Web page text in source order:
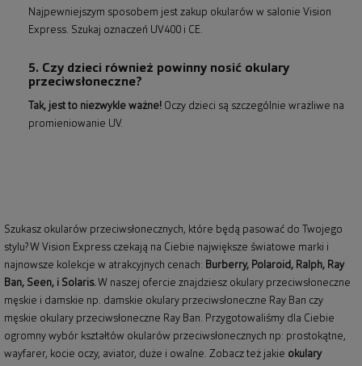
Najpewniejszym sposobem jest zakup okularów w salonie Vision
Express. Szukaj oznaczeń UV400 i CE.
5. Czy dzieci również powinny nosić okulary
przeciwsłoneczne?
Tak, jest to niezwykle ważne! Oczy dzieci są szczególnie wrażliwe na
promieniowanie UV.
Szukasz okularów przeciwsłonecznych, które będą pasować do Twojego
stylu? W Vision Express czekają na Ciebie największe światowe marki i
najnowsze kolekcje w atrakcyjnych cenach: Burberry, Polaroid , Ralph, Ray
Ban, Seen, i Solaris. W naszej ofercie znajdziesz okulary przeciwsłoneczne
męskie i damskie np. damskie okulary przeciwsłoneczne Ray Ban czy
męskie okulary przeciwsłoneczne Ray Ban. Przygotowaliśmy dla Ciebie
ogromny wybór kształtów okularów przeciwsłonecznych np: prostokątne,
wayfarer, kocie oczy, aviator, duże i owalne. Zobacz też jakie okulary